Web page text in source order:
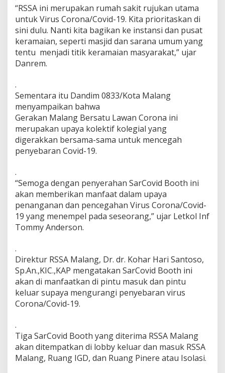
u
a
n
S
a
r
d
B
o
o
t
h
“RSSA ini merupakan rumah sakit rujukan utama
untuk Virus Corona/Covid-19. Kita prioritaskan di
sini dulu. Nanti kita bagikan ke instansi dan pusat
keramaian, seperti masjid dan sarana umum yang
tentu menjadi titik keramaian masyarakat,” ujar
Danrem.
.
Sementara itu Dandim 0833/Kota Malang
menyampaikan bahwa
Gerakan Malang Bersatu Lawan Corona ini
merupakan upaya kolektif kolegial yang
digerakkan bersama-sama untuk mencegah
penyebaran Covid-19.
.
“Semoga dengan penyerahan SarCovid Booth ini
akan memberikan manfaat dalam upaya
penanganan dan pencegahan Virus Corona/Covid-
19 yang menempel pada seseorang,” ujar Letkol Inf
Tommy Anderson.
.
Direktur RSSA Malang, Dr. dr. Kohar Hari Santoso,
Sp.An.,KIC.,KAP mengatakan SarCovid Booth ini
akan di manfaatkan di pintu masuk dan pintu
keluar supaya mengurangi penyebaran virus
Corona/Covid-19.
.
Tiga SarCovid Booth yang diterima RSSA Malang
akan ditempatkan di lobby keluar dan masuk RSSA
Malang, Ruang IGD, dan Ruang Pinere atau Isolasi.